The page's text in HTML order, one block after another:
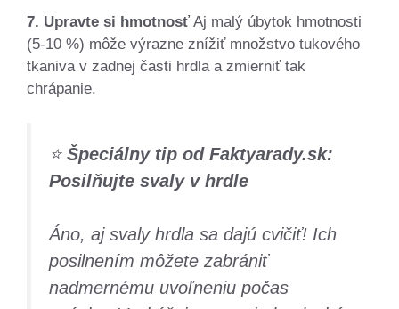
7. Upravte si hmotnosťAj malý úbytok hmotnosti
(5-10 %) môže výrazne znížiť množstvo tukového
tkaniva v zadnej časti hrdla a zmierniť tak
chrápanie.
⭐ Špeciálny tip od Faktyarady.sk:
Posilňujte svaly v hrdle
Áno, aj svaly hrdla sa dajú cvičiť! Ich
posilnením môžete zabrániť
nadmernému uvoľneniu počas